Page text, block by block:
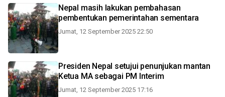
Nepal masih lakukan pembahasan
pembentukan pemerintahan sementara
Jumat, 12 September 2025 22:50
Presiden Nepal setujui penunjukan mantan
Ketua MA sebagai PM Interim
Jumat, 12 September 2025 17:16